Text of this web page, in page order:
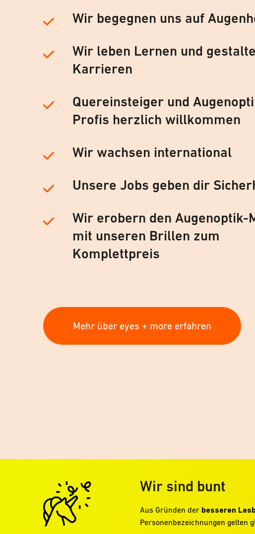
Wir begegnen uns auf
Wir leben Lernen und
Karrieren
Quereinsteiger und
Profis herzlich willkommen
Wir wachsen international
Unsere Jobs geben dir
Wir erobern den Augenoptik-
mit unseren Brillen zum
Komplettpreis
Mehr über eyes + more erfahren
Wir sind bunt
Aus Gründen der besseren
Personenbezeichnungen gelten